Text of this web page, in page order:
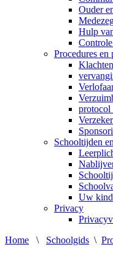
Ouder
Hulp
Procedures en
protocol
Schooltijden
Uw
Privacy
Home
\ Schoolgids \